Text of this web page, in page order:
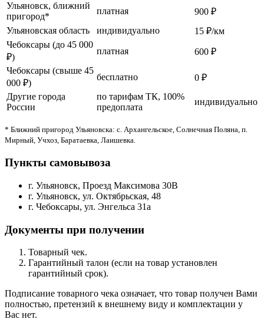
Ульяновск, ближний
пригород*
платная
900 ₽
Ульяновская область
индивидуально
15 ₽/км
Чебоксары (до 45 000
₽)
платная
600 ₽
Чебоксары (свыше 45
000 ₽)
бесплатно
0 ₽
Другие города
России
по тарифам ТК, 100%
предоплата
индивидуально
* Ближний пригород Ульяновска: с. Архангельское, Солнечная Поляна, п.
Мирный, Учхоз, Баратаевка, Лаишевка.
Пункты самовывоза
г. Ульяновск, Проезд Максимова 30В
г. Ульяновск, ул. Октябрьская, 48
г. Чебоксары, ул. Энгельса 31а
Документы при получении
Товарный чек.
Гарантийный талон (если на товар установлен
гарантийный срок).
Подписание товарного чека означает, что товар получен Вами
полностью, претензий к внешнему виду и комплектации у
Вас нет.